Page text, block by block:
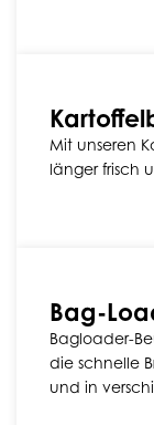
Mit unseren
länger frisch
Bag-
Bagloader-
die schnelle
und in